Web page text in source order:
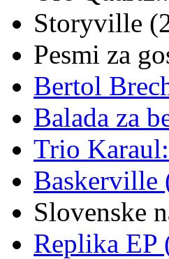
Storyville
Pesmi za
Bertol
Balada za
Trio
Baskerville
Slovenske
Replika EP